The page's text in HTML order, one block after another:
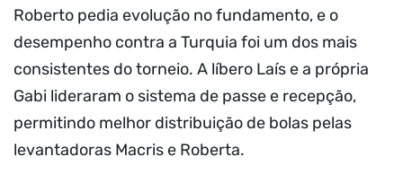
Roberto pedia evolução no fundamento, e o
desempenho contra a Turquia foi um dos mais
consistentes do torneio. A líbero Laís e a própria
Gabi lideraram o sistema de passe e recepção,
permitindo melhor distribuição de bolas pelas
levantadoras Macris e Roberta.